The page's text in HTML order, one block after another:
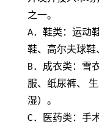
之一。
A．鞋类：运动
鞋、高尔夫球鞋
B．成衣类：雪
服、纸尿裤、
湿）。
C．医药类：手